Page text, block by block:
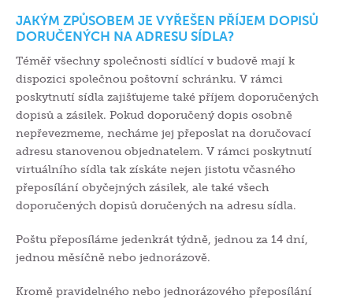
JAKÝM ZPŮSOBEM JE VYŘEŠEN PŘÍJEM DOPISŮ
DORUČENÝCH NA ADRESU SÍDLA?
Téměř všechny společnosti sídlící v budově mají k
dispozici společnou poštovní schránku. V rámci
poskytnutí sídla zajišťujeme také příjem doporučených
dopisů a zásilek. Pokud doporučený dopis osobně
nepřevezmeme, necháme jej přeposlat na doručovací
adresu stanovenou objednatelem. V rámci poskytnutí
virtuálního sídla tak získáte nejen jistotu včasného
přeposílání obyčejných zásilek, ale také všech
doporučených dopisů doručených na adresu sídla.
Poštu přeposíláme jedenkrát týdně, jednou za 14 dní,
jednou měsíčně nebo jednorázově.
Kromě pravidelného nebo jednorázového přeposílání